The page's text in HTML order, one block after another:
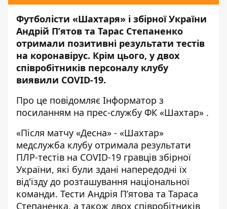
Футболісти «Шахтаря» і збірної України
Андрій П’ятов та Тарас Степаненко
отримали позитивні результати тестів
на коронавірус. Крім цього, у двох
співробітників персоналу клубу
виявили COVID-19.
Про це повідомляє Інформатор з
посиланням на прес-службу ФК «Шахтар» .
«Після матчу «Десна» - «Шахтар»
медслужба клубу отримала результати
ПЛР-тестів на COVID-19 гравців збірної
України, які були здані напередодні їх
від'їзду до розташування національної
команди. Тести Андрія П’ятова та Тараса
Степаненка, а також двох співробітників